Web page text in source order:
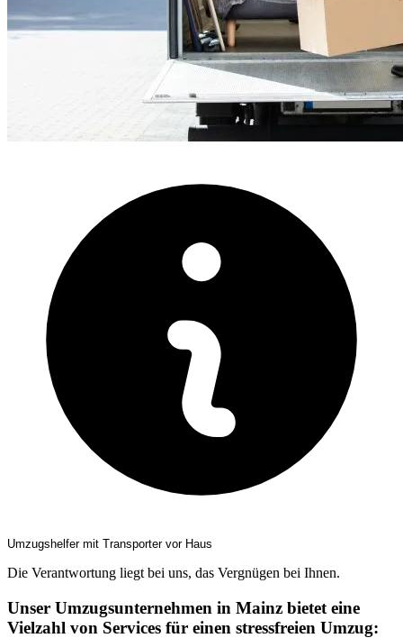
Umzugshelfer mit Transporter vor Haus
Die Verantwortung liegt bei uns, das Vergnügen bei Ihnen.
Unser Umzugsunternehmen in Mainz bietet eine
Vielzahl von Services für einen stressfreien Umzug: